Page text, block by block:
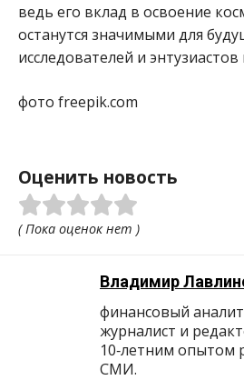
ведь его вклад в освоение
останутся значимыми для
исследователей и энтузиастов
фото freepik.com
Оценить новость
( Пока оценок нет )
Владимир
финансовый
журналист и
10‑летним опытом
СМИ.